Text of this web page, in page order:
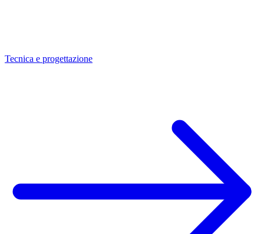
Tecnica e progettazione